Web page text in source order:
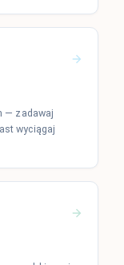
— zadawaj
wyciągaj